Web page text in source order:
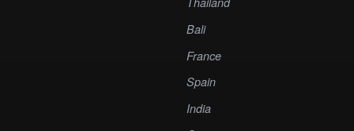
Bali
France
Spain
India